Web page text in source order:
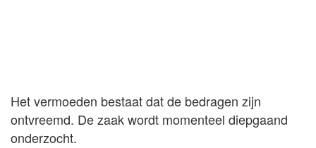
Het vermoeden bestaat dat de bedragen zijn
ontvreemd. De zaak wordt momenteel diepgaand
onderzocht.